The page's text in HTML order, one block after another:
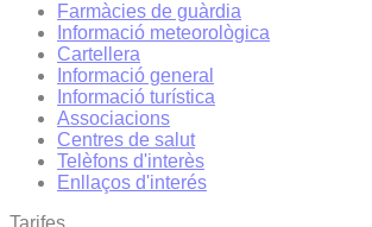
Farmàcies de guàrdia
Informació meteorològica
Cartellera
Informació general
Informació turística
Associacions
Centres de salut
Telèfons d'interès
Enllaços d'interés